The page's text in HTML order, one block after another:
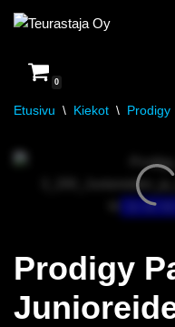
suoraan
sisältöön
0
Etusivu \ Kiekot \ Prodigy
3 / 4 / 0
Prodigy